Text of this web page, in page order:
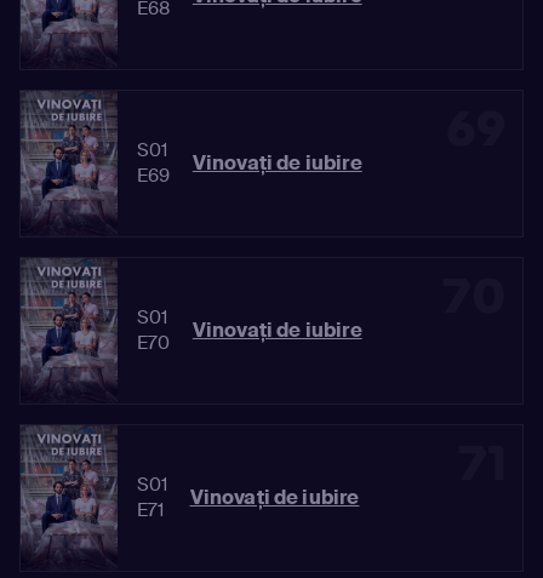
E68
S01
E69
Vinovaţi de iubire
S01
E70
Vinovaţi de iubire
S01
E71
Vinovaţi de iubire